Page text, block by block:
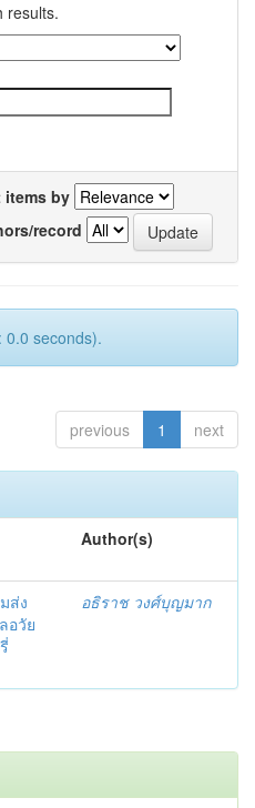
results.
items by
record
0.0 seconds).
previous 1 next
Author(s)
ส่ง
อวัย
อธิราช วงศ์บุญมาก